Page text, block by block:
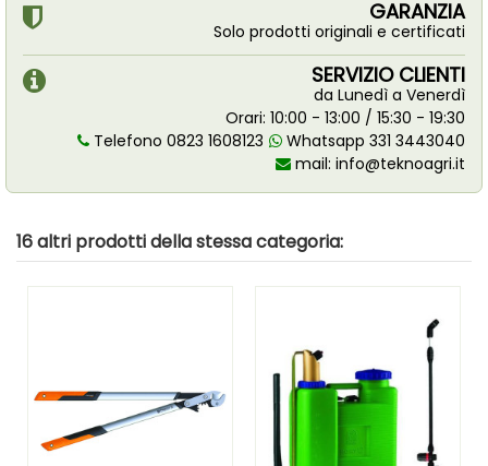
GARANZIA
Solo prodotti originali e certificati
SERVIZIO CLIENTI
da Lunedì a Venerdì
Orari: 10:00 - 13:00 / 15:30 - 19:30
Telefono 0823 1608123
Whatsapp 331 3443040
mail: info@teknoagri.it
16 altri prodotti della stessa categoria: